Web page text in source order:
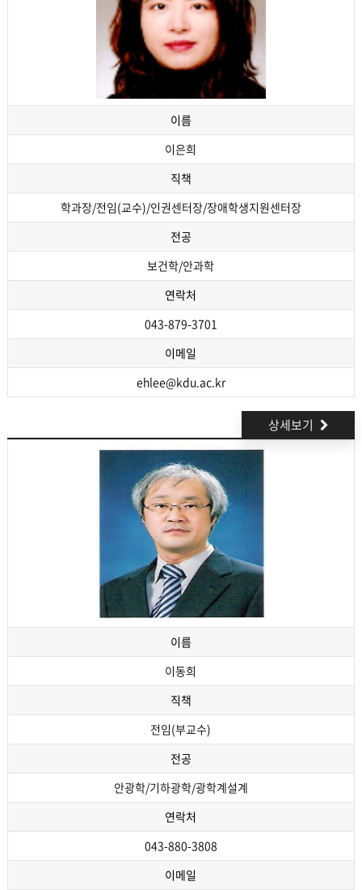
이름
이은희
직책
학과장/전임(교수)/인권센터장/장애학생지원센터장
전공
보건학/안과학
연락처
043-879-3701
이메일
ehlee@kdu.ac.kr
이름
이동희
직책
전임(부교수)
전공
안광학/기하광학/광학계설계
연락처
043-880-3808
이메일
상세보기